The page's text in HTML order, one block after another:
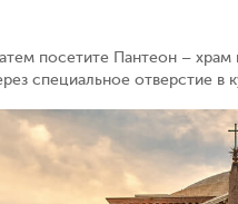
посетите Пантеон –
специальное отверстие в